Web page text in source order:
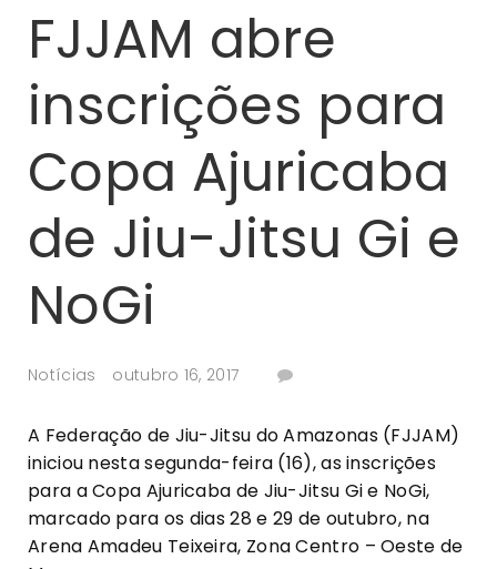
FJJAM abre
inscrições para
Copa Ajuricaba
de Jiu-Jitsu Gi e
NoGi
Notícias outubro 16, 2017
A Federação de Jiu-Jitsu do Amazonas (FJJAM)
iniciou nesta segunda-feira (16), as inscrições
para a Copa Ajuricaba de Jiu-Jitsu Gi e NoGi,
marcado para os dias 28 e 29 de outubro, na
Arena Amadeu Teixeira, Zona Centro – Oeste de